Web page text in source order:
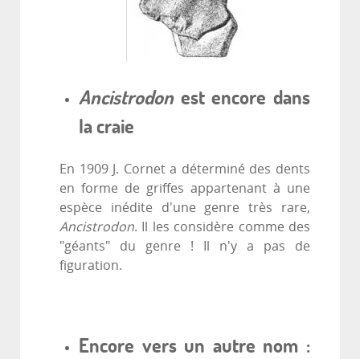
Ancistrodon est encore dans
la craie
En 1909 J. Cornet a déterminé des dents
en forme de griffes appartenant à une
espèce inédite d'une genre très rare,
Ancistrodon. Il les considère comme des
"géants" du genre ! Il n'y a pas de
figuration.
Encore vers un autre nom :